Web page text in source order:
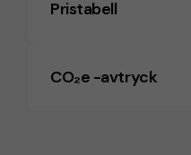
Pristabell
CO₂e -avtryck